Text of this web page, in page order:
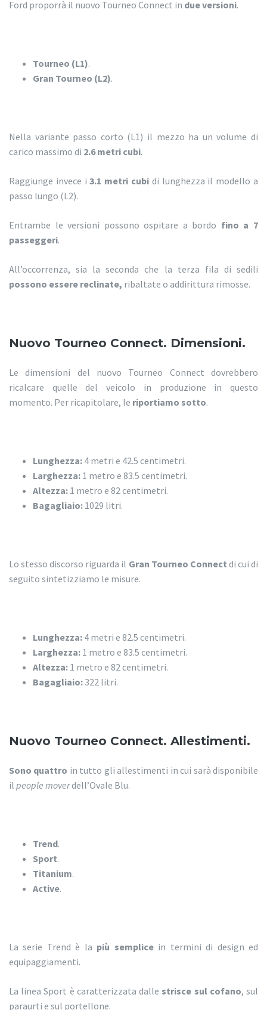
Ford proporrà il nuovo Tourneo Connect in due versioni.
Tourneo (L1).
Gran Tourneo (L2).
Nella variante passo corto (L1) il mezzo ha un volume di
carico massimo di 2.6 metri cubi.
Raggiunge invece i3.1 metri cubi di lunghezza il modello a
passo lungo (L2).
Entrambe le versioni possono ospitare a bordo fino a 7
passeggeri.
All’occorrenza, sia la seconda che la terza fila di sedili
possono essere reclinate, ribaltate o addirittura rimosse.
Nuovo Tourneo Connect. Dimensioni.
Le dimensioni del nuovo Tourneo Connect dovrebbero
ricalcare quelle del veicolo in produzione in questo
momento. Per ricapitolare, le riportiamo sotto.
Lunghezza: 4 metri e 42.5 centimetri.
Larghezza: 1 metro e 83.5 centimetri.
Altezza: 1 metro e 82 centimetri.
Bagagliaio: 1029 litri.
Lo stesso discorso riguarda il Gran Tourneo Connect di cui di
seguito sintetizziamo le misure.
Lunghezza: 4 metri e 82.5 centimetri.
Larghezza: 1 metro e 83.5 centimetri.
Altezza: 1 metro e 82 centimetri.
Bagagliaio: 322 litri.
Nuovo Tourneo Connect. Allestimenti.
Sono quattro in tutto gli allestimenti in cui sarà disponibile
il people moverdell’Ovale Blu.
Trend.
Sport.
Titanium.
Active.
La serie Trend è la più semplicein termini di design ed
equipaggiamenti.
La linea Sport è caratterizzata dalle strisce sul cofano, sul
paraurti e sul portellone.